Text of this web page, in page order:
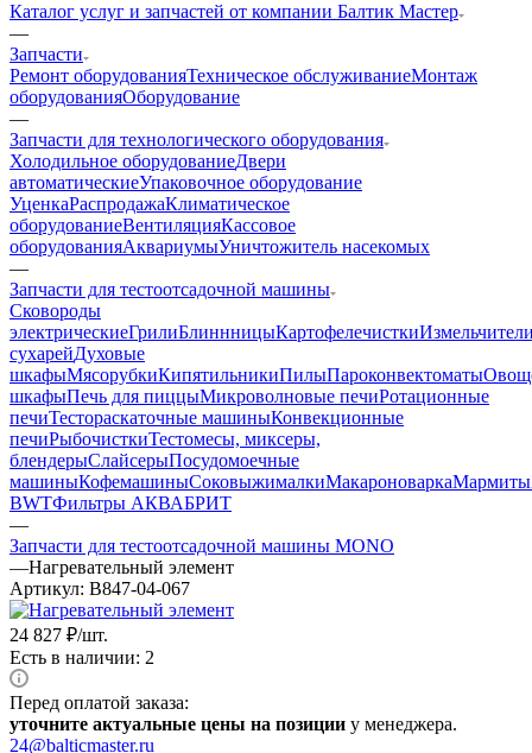
Каталог услуг и запчастей от компании Балтик Мастер
—
Запчасти
Ремонт оборудованияТехническое обслуживаниеМонтаж
оборудованияОборудование
—
Запчасти для технологического оборудования
Холодильное оборудованиеДвери
автоматическиеУпаковочное оборудование
УценкаРаспродажаКлиматическое
оборудованиеВентиляцияКассовое
оборудованияАквариумыУничтожитель насекомых
—
Запчасти для тестоотсадочной машины
Cковороды
электрическиеГрилиБлиннницыКартофелечистки
сухарейДуховые
шкафыМясорубкиКипятильникиПилыПароконвектоматы
шкафыПечь для пиццыМикроволновые печиРотационные
печиТестораскаточные машиныКонвекционные
печиРыбочисткиТестомесы, миксеры,
блендерыСлайсерыПосудомоечные
машиныКофемашиныСоковыжималкиМакароноваркаМармиты
BWTФильтры АКВАБРИТ
—
Запчасти для тестоотсадочной машины MONO
—Нагревательный элемент
Артикул: B847-04-067
24 827 ₽/шт.
Есть в наличии: 2
Перед оплатой заказа:
уточните актуальные цены на позиции у менеджера.
24@balticmaster.ru